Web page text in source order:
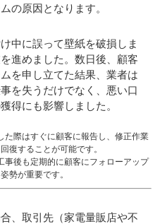
の原因となります。
中に誤って壁紙を破損しま
進めました。数日後、顧客
を申し立てた結果、業者は
を失うだけでなく、悪い口
得にも影響しました​。
た際はすぐに顧客に報告し、修正作業
復することが可能です。
事後も定期的に顧客にフォローアップ
勢が重要です。
、取引先（家電量販店や不